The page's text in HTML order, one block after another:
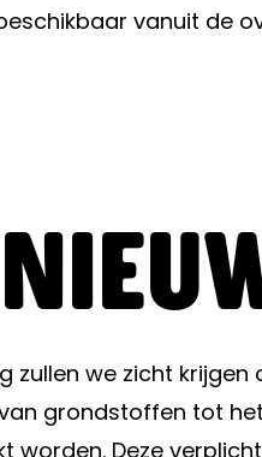
vanuit de
zullen we zicht
grondstoffen tot
worden. Deze